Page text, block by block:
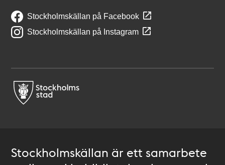
Stockholmskällan på Facebook
Stockholmskällan på Instagram
Stockholmskällan är ett samarbete